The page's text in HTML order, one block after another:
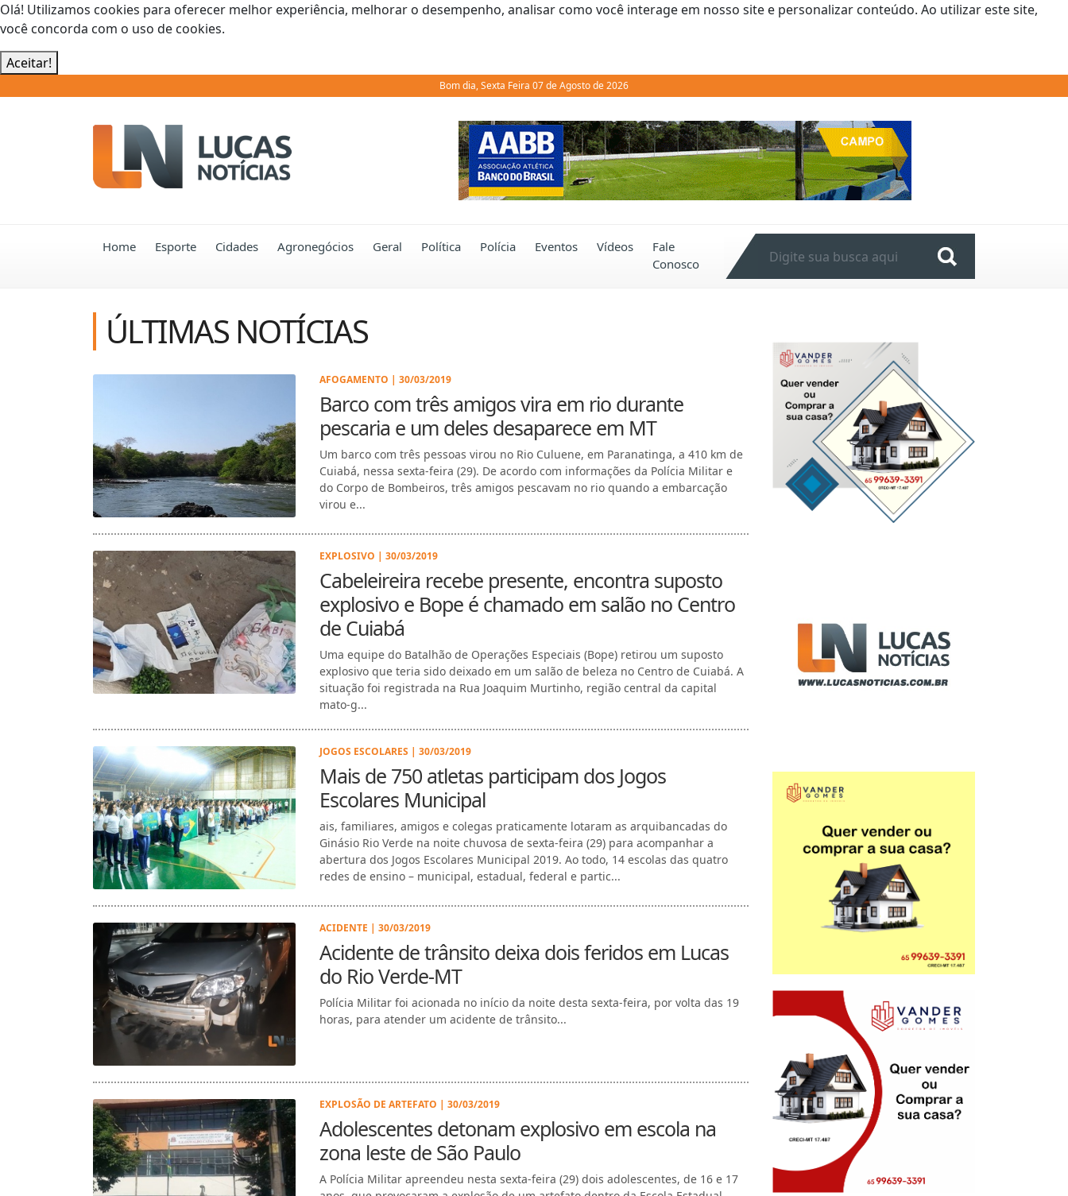
Olá! Utilizamos cookies para oferecer melhor experiência, melhorar o desempenho, analisar como você interage em nosso site e personalizar conteúdo. Ao utilizar este site,
você concorda com o uso de cookies.
Aceitar!
Bom dia, Sexta Feira 07 de Agosto de 2026
Previous
Cidades Agronegócios Geral Política Polícia Vídeos
Fale
Conosco
ÚLTIMAS NOTÍCIAS
Barco com três amigos vira em rio durante
pescaria e um deles desaparece em MT
Um barco com três pessoas virou no Rio Culuene, em Paranatinga, a 410 km de
Cuiabá, nessa sexta-feira (29). De acordo com informações da Polícia Militar e
do Corpo de Bombeiros, três amigos pescavam no rio quando a embarcação
virou e...
Cabeleireira recebe presente, encontra suposto
explosivo e Bope é chamado em salão no Centro
de Cuiabá
Uma equipe do Batalhão de Operações Especiais (Bope) retirou um suposto
explosivo que teria sido deixado em um salão de beleza no Centro de Cuiabá. A
situação foi registrada na Rua Joaquim Murtinho, região central da capital
mato-g...
Mais de 750 atletas participam dos Jogos
Escolares Municipal
ais, familiares, amigos e colegas praticamente lotaram as arquibancadas do
Ginásio Rio Verde na noite chuvosa de sexta-feira (29) para acompanhar a
abertura dos Jogos Escolares Municipal 2019. Ao todo, 14 escolas das quatro
redes de ensino – municipal, estadual, federal e partic...
Acidente de trânsito deixa dois feridos em Lucas
do Rio Verde-MT
Polícia Militar foi acionada no início da noite desta sexta-feira, por volta das 19
horas, para atender um acidente de trânsito...
EXPLOSÃO DE ARTEFATO | 30/03/2019
Adolescentes detonam explosivo em escola na
zona leste de São Paulo
A Polícia Militar apreendeu nesta sexta-feira (29) dois adolescentes, de 16 e 17
anos, que provocaram a explosão de um artefato dentro da Escola Estadual